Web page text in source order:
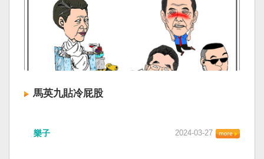
馬英九貼冷屁股
樂子 2024-03-27